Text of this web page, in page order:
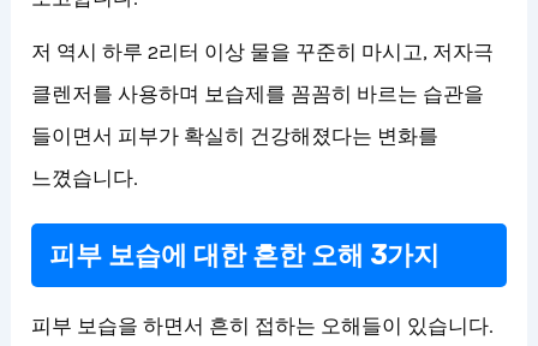
저 역시 하루 2리터 이상 물을 꾸준히 마시고, 저자극
클렌저를 사용하며 보습제를 꼼꼼히 바르는 습관을
들이면서 피부가 확실히 건강해졌다는 변화를
느꼈습니다.
피부 보습에 대한 흔한 오해 3가지
피부 보습을 하면서 흔히 접하는 오해들이 있습니다.